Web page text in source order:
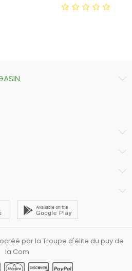
par la Troupe d'élite du puy de
la Com